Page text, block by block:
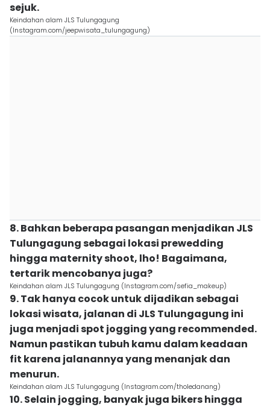
sejuk.
Keindahan alam JLS Tulungagung
(Instagram.com/jeepwisata_tulungagung)
8. Bahkan beberapa pasangan menjadikan JLS
Tulungagung sebagai lokasi prewedding
hingga maternity shoot, lho! Bagaimana,
tertarik mencobanya juga?
Keindahan alam JLS Tulungagung (Instagram.com/sefia_makeup)
9. Tak hanya cocok untuk dijadikan sebagai
lokasi wisata, jalanan di JLS Tulungagung ini
juga menjadi spot jogging yang recommended.
Namun pastikan tubuh kamu dalam keadaan
fit karena jalanannya yang menanjak dan
menurun.
Keindahan alam JLS Tulungagung (Instagram.com/tholedanang)
10. Selain jogging, banyak juga bikers hingga